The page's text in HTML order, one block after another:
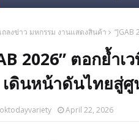
ถลงข่าว มหกรรม งานแสดงสินค้า
2026” ตอกย้ำ
ดินหน้าดันไทยสู่ศู
April 22, 2026